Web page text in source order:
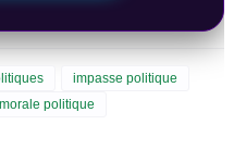
impasse politique
morale politique